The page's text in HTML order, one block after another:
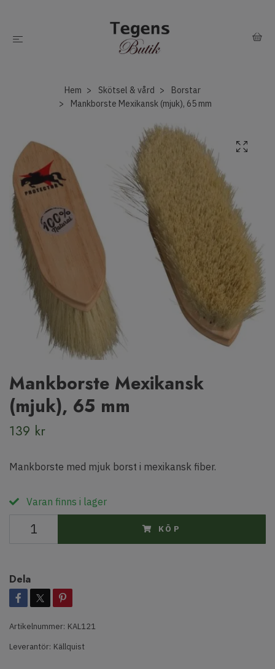
Hem Skötsel & vård
Borstar
Mankborste Mexikansk (mjuk), 65 mm
Mankborste Mexikansk
(mjuk), 65 mm
139 kr
Mankborste med mjuk borst i mexikansk fiber.
Varan finns i lager
KÖP
Dela
Artikelnummer: KAL121
Leverantör: Källquist